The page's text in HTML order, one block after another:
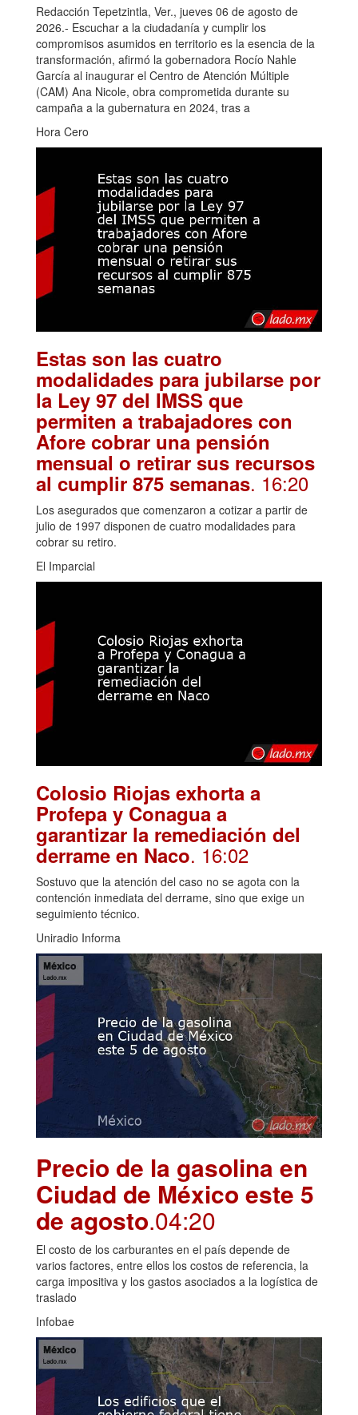
Redacción Tepetzintla, Ver., jueves 06 de agosto de
2026.- Escuchar a la ciudadanía y cumplir los
compromisos asumidos en territorio es la esencia de la
transformación, afirmó la gobernadora Rocío Nahle
García al inaugurar el Centro de Atención Múltiple
(CAM) Ana Nicole, obra comprometida durante su
campaña a la gubernatura en 2024, tras a
Hora Cero
Estas son las cuatro
modalidades para jubilarse por
la Ley 97 del IMSS que
permiten a trabajadores con
Afore cobrar una pensión
mensual o retirar sus recursos
al cumplir 875 semanas. 16:20
Los asegurados que comenzaron a cotizar a partir de
julio de 1997 disponen de cuatro modalidades para
cobrar su retiro.
El Imparcial
Colosio Riojas exhorta a
Profepa y Conagua a
garantizar la remediación del
derrame en Naco. 16:02
Sostuvo que la atención del caso no se agota con la
contención inmediata del derrame, sino que exige un
seguimiento técnico.
Uniradio Informa
Precio de la gasolina en
Ciudad de México este 5
de agosto.04:20
El costo de los carburantes en el país depende de
varios factores, entre ellos los costos de referencia, la
carga impositiva y los gastos asociados a la logística de
traslado
Infobae